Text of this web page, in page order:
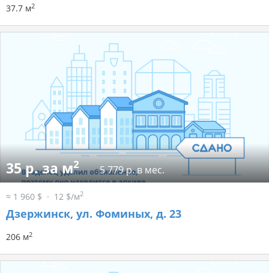
37.7 м2
35 р. за м2 5 779 р. в мес.
≈ 1 960 $ 12 $/м2
Дзержинск, ул. Фоминых, д. 23
206 м2